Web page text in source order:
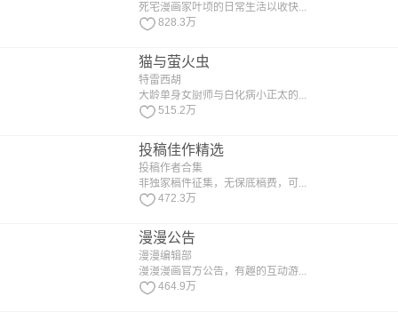
死宅漫画家叶顷的日常生活以收快...
828.3万
猫与萤火虫
特雷西胡
大龄单身女厨师与白化病小正太的...
515.2万
投稿佳作精选
投稿作者合集
非独家稿件征集，无保底稿费，可...
472.3万
漫漫公告
漫漫编辑部
漫漫漫画官方公告，有趣的互动游...
464.9万